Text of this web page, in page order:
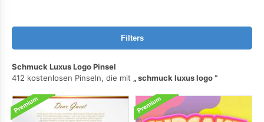
Filters
Schmuck Luxus Logo Pinsel
412 kostenlosen Pinseln, die mit
schmuck luxus logo